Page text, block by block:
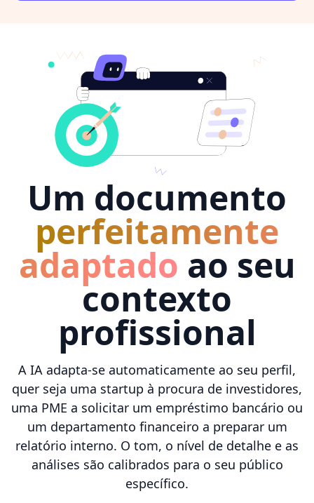
Um documento
perfeitamente
adaptado ao seu
contexto
profissional
A IA adapta-se automaticamente ao seu perfil,
quer seja uma startup à procura de investidores,
uma PME a solicitar um empréstimo bancário ou
um departamento financeiro a preparar um
relatório interno. O tom, o nível de detalhe e as
análises são calibrados para o seu público
específico.